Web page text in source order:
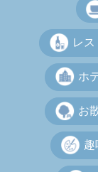
レ
ホ
お
趣